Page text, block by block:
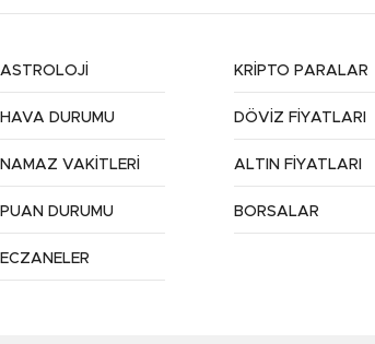
ASTROLOJİ
HAVA DURUMU
NAMAZ VAKİTLERİ
PUAN DURUMU
ECZANELER
KRİPTO PARALAR
DÖVİZ FİYATLARI
ALTIN FİYATLARI
BORSALAR